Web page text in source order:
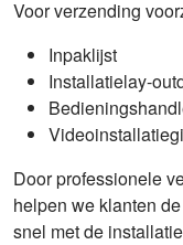
Voor verzending
Inpaklijst
Installatielay-
Door professionele
helpen we klanten
snel met de